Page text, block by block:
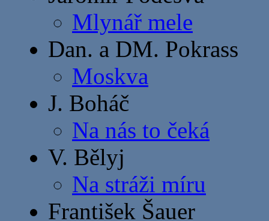
Mlynář mele
Dan. a DM. Pokrass
Moskva
J. Boháč
Na nás to čeká
V. Bělyj
Na stráži míru
František Šauer